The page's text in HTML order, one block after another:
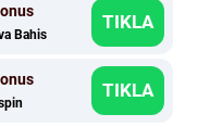
Bahis
TIKLA
TIKLA